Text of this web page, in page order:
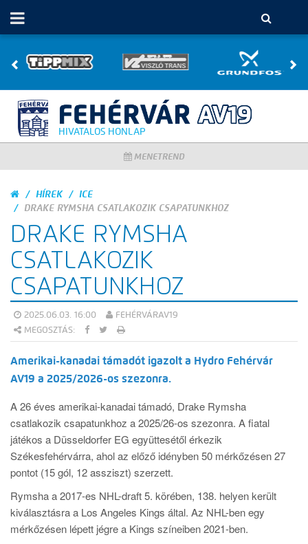
HIVATALOS HONLAP
MENETREND
HÍREK
ICE
DRAKE RYMSHA CSATLAKOZIK CSAPATUNKHOZ
DRAKE RYMSHA
CSATLAKOZIK
CSAPATUNKHOZ
2025.06.03. 16:00
FEHÉRVÁRAV19
MEGOSZTÁS:
Amerikai-kanadai támadót igazolt a Hydro Fehérvár
AV19 a 2025/2026-os szezonra.
A 26 éves amerikai-kanadai támadó, Drake Rymsha
csatlakozik csapatunkhoz a 2025/26-os szezonra. A fiatal
játékos a Düsseldorfer EG együttesétől érkezik
Székesfehérvárra, ahol az előző idényben 50 mérkőzésen 27
pontot (15 gól, 12 assziszt) szerzett.
Rymsha a 2017-es NHL-draft 5. körében, 138. helyen került
kiválasztásra a Los Angeles Kings által. Az NHL-ben egy
mérkőzésen lépett jégre a Kings színeiben 2021-ben.